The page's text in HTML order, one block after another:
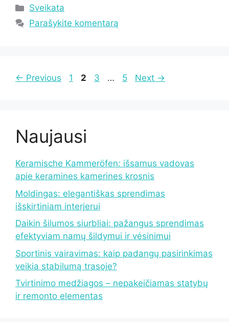
Kategorijos
Sveikata
Parašykite komentarą
← Previous Page
1 Page
2 Page
3 … Page
5 Next →
Naujausi
Keramische Kammeröfen: išsamus vadovas
apie keramines kamerines krosnis
Moldingas: elegantiškas sprendimas
išskirtiniam interjerui
Daikin šilumos siurbliai: pažangus sprendimas
efektyviam namų šildymui ir vėsinimui
Sportinis vairavimas: kaip padangų pasirinkimas
veikia stabilumą trasoje?
Tvirtinimo medžiagos – nepakeičiamas statybų
ir remonto elementas